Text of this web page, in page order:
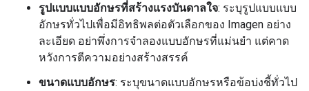
รูปแบบแบบอักษรที่สร้างแรงบันดาลใจ: ระบุรูปแบบแบบ
อักษรทั่วไปเพื่อมีอิทธิพลต่อตัวเลือกของ Imagen อย่าง
ละเอียด อย่าพึ่งการจำลองแบบอักษรที่แม่นยำ แต่คาด
หวังการตีความอย่างสร้างสรรค์
ขนาดแบบอักษร: ระบุขนาดแบบอักษรหรือข้อบ่งชี้ทั่วไป